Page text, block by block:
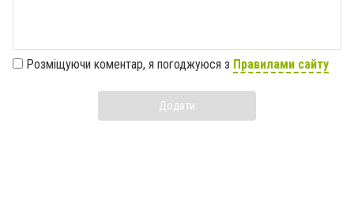
Розміщуючи коментар, я погоджуюся з Правилами сайту
Додати